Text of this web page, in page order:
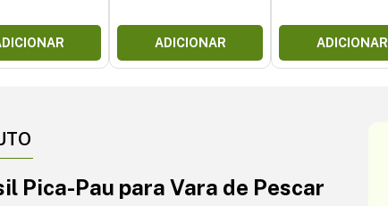
ADICIONAR ADICIONAR
Pica-Pau para Vara de Pescar